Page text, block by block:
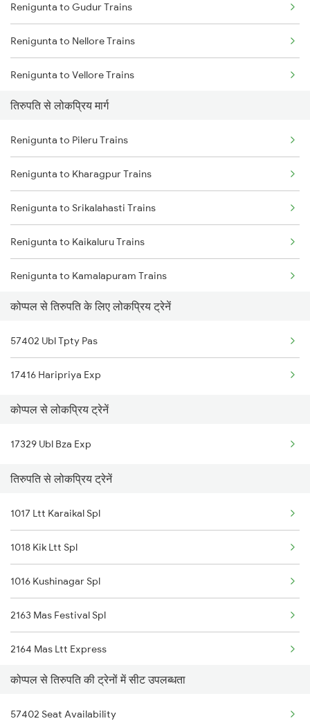
Koppal to Hyderabad Trains
Koppal to Kadapa Trains
Koppal to Miraj Trains
Koppal to Markapur Trains
Koppal to Nandyal Trains
Koppal to Narasaraopet Trains
Renigunta to Gudur Trains
Renigunta to Nellore Trains
Renigunta to Vellore Trains
Renigunta to Guntakal Trains
Renigunta to Gooty Trains
Renigunta to Ongole Trains
Renigunta to Rajampet Trains
Renigunta to Kadapa Trains
Renigunta to Jolarpettai Trains
Renigunta to Tenali Trains
Renigunta to Yerraguntla Trains
Renigunta to Tadipatri Trains
Renigunta to Rajahmundry Trains
तिरुपति से लोकप्रिय मार्ग
Renigunta to Pileru Trains
Renigunta to Kharagpur Trains
Renigunta to Srikalahasti Trains
Renigunta to Kaikaluru Trains
Renigunta to Kamalapuram Trains
Renigunta to Kamareddi Trains
Renigunta to Khammam Trains
Renigunta to Kumbakonam Trains
Renigunta to Kokrajhar Trains
Renigunta to Kolhapur Trains
कोप्पल से तिरुपति के लिए लोकप्रिय ट्रेनें
57402 Ubl Tpty Pas
17416 Haripriya Exp
कोप्पल से लोकप्रिय ट्रेनें
17329 Ubl Bza Exp
तिरुपति से लोकप्रिय ट्रेनें
1017 Ltt Karaikal Spl
1018 Kik Ltt Spl
1016 Kushinagar Spl
2163 Mas Festival Spl
2164 Mas Ltt Express
2253 Ypr Bgp Fest Spl
2409 Hte Ers Spl
कोप्पल से तिरुपति की ट्रेनों में सीट उपलब्धता
57402 Seat Availability